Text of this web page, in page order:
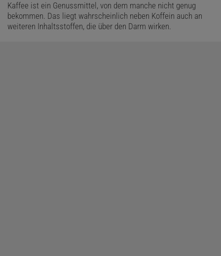
Kaffee ist ein Genussmittel, von dem manche nicht genug
bekommen. Das liegt wahrscheinlich neben Koffein auch an
weiteren Inhaltsstoffen, die über den Darm wirken.